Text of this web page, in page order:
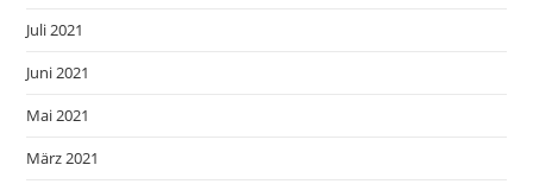
Juli 2021
Juni 2021
Mai 2021
März 2021